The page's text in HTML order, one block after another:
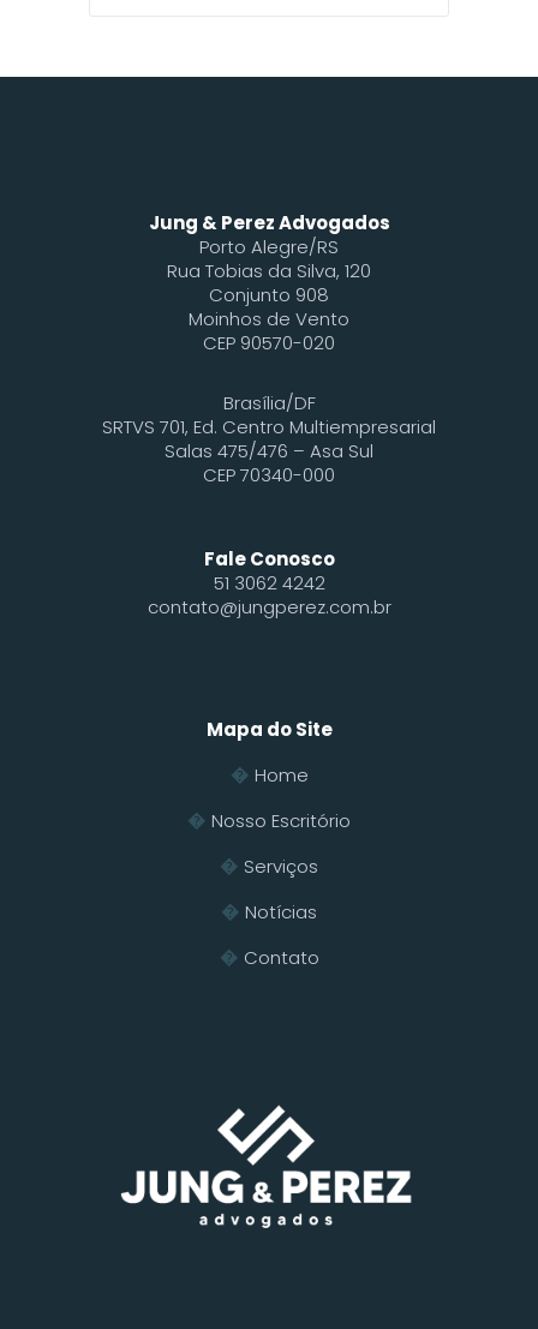
Jung & Perez Advogados
Porto Alegre/RS
Rua Tobias da Silva, 120
Conjunto 908
Moinhos de Vento
CEP 90570-020
Brasília/DF
SRTVS 701, Ed. Centro Multiempresarial
Salas 475/476 – Asa Sul
CEP 70340-000
Fale Conosco
51 3062 4242
contato@jungperez.com.br
Mapa do Site
Home
Nosso Escritório
Serviços
Notícias
Contato